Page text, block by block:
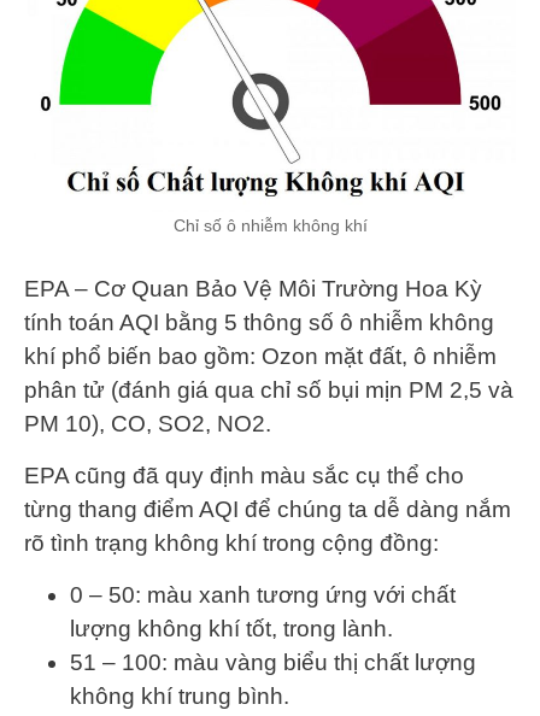
Chỉ số ô nhiễm không khí
EPA – Cơ Quan Bảo Vệ Môi Trường Hoa Kỳ
tính toán AQI bằng 5 thông số ô nhiễm không
khí phổ biến bao gồm: Ozon mặt đất, ô nhiễm
phân tử (đánh giá qua chỉ số bụi mịn PM 2,5 và
PM 10), CO, SO2, NO2.
EPA cũng đã quy định màu sắc cụ thể cho
từng thang điểm AQI để chúng ta dễ dàng nắm
rõ tình trạng không khí trong cộng đồng:
0 – 50: màu xanh tương ứng với chất
lượng không khí tốt, trong lành.
51 – 100: màu vàng biểu thị chất lượng
không khí trung bình.